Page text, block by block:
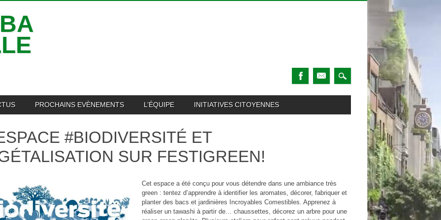
PROCHAINS EVÈNEMENTS L’ÉQUIPE INITIATIVES CITOYENNES
#BIODIVERSITÉ ET
SUR FESTIGREEN!
Cet espace a été conçu pour vous détendre dans une ambiance très
green : tentez d’apprendre à identifier les aromates, décorer, fabriquer et
planter des bacs et jardinières Incroyables Comestibles. Apprenez à
réaliser un tawashi à partir de… chaussettes, décorez un arbre pour une